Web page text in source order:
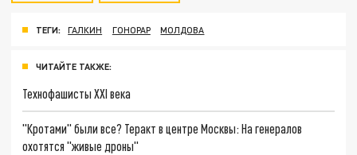
ТЕГИ: ГАЛКИН ГОНОРАР МОЛДОВА
ЧИТАЙТЕ ТАКЖЕ:
Технофашисты XXI века
"Кротами" были все? Теракт в центре Москвы: На генералов
охотятся "живые дроны"